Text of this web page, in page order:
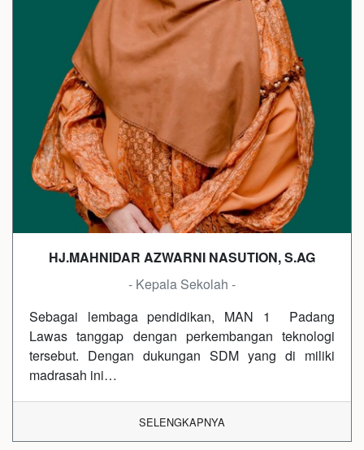
HJ.MAHNIDAR AZWARNI NASUTION, S.AG
- Kepala Sekolah -
Sebagai lembaga pendidikan, MAN 1 Padang
Lawas tanggap dengan perkembangan teknologi
tersebut. Dengan dukungan SDM yang di miliki
madrasah ini…
SELENGKAPNYA